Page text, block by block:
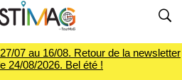
07 au 16/08. Retour de la newsletter
24/08/2026. Bel été !